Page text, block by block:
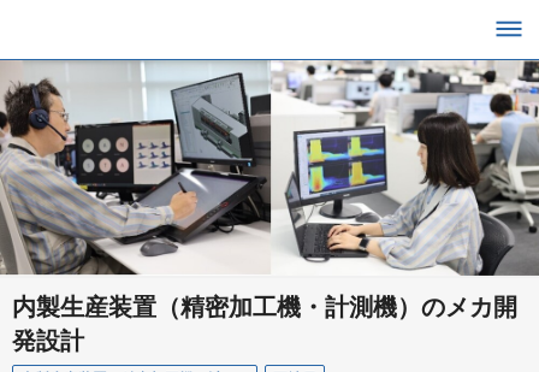
内製生産装置（精密加工機・計測機）のメカ開
発設計